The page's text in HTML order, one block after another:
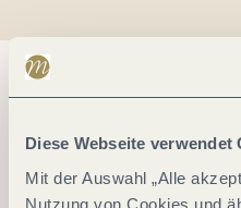
Diese Webseite verwendet
Mit der Auswahl „Alle
Nutzung von Cookies und